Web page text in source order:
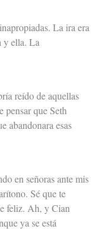
La ira era
y ella. La
reído de aquellas
pensar que Seth
abandonara esas
en señoras ante mis
Sé que te
feliz. Ah, y Cian
ya se está